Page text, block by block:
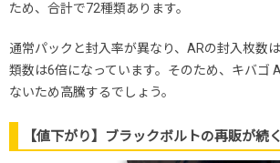
ため、合計で72種類あります。
通常パックと封入率が異なり、ARの封入枚数
類数は6倍になっています。そのため、キバゴ
ないため高騰するでしょう。
【値下がり】ブラックボルトの再販が続く